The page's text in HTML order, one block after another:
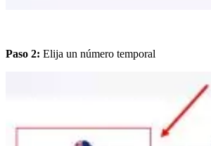
Paso 2: Elija un número temporal